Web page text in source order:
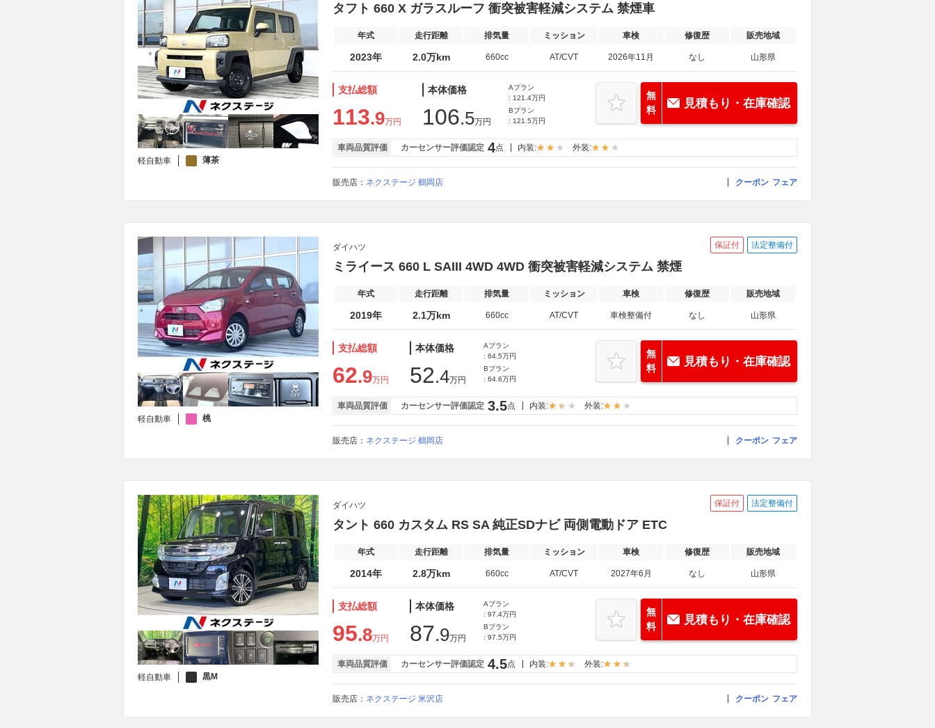
軽自動車 薄茶
タフト 660 X ガラスルーフ 衝突被害軽減システム 禁煙車
年式 走行距離 排気量 ミッション 車検 修復歴 販売地域
2023年 2.0万km 660cc AT/CVT 2026年11月 なし 山形県
支払総額
113.9万円
本体価格
106.5万円
Aプラン
: 121.4万円
Bプラン
: 121.5万円
無
料
見積もり・在庫確認
車両品質評価 カーセンサー評価認定 4点 内装: 外装:
販売店： ネクステージ 鶴岡店 クーポン フェア
軽自動車 桃
ダイハツ 保証付 法定整備付
ミライース 660 L SAIII 4WD 4WD 衝突被害軽減システム 禁煙
年式 走行距離 排気量 ミッション 車検 修復歴 販売地域
2019年 2.1万km 660cc AT/CVT 車検整備付 なし 山形県
支払総額
62.9万円
本体価格
52.4万円
Aプラン
: 64.5万円
Bプラン
: 64.6万円
無
料
見積もり・在庫確認
車両品質評価 カーセンサー評価認定 3.5点 内装: 外装:
販売店： ネクステージ 鶴岡店 クーポン フェア
軽自動車 黒M
ダイハツ 保証付 法定整備付
タント 660 カスタム RS SA 純正SDナビ 両側電動ドア ETC
年式 走行距離 排気量 ミッション 車検 修復歴 販売地域
2014年 2.8万km 660cc AT/CVT 2027年6月 なし 山形県
支払総額
95.8万円
本体価格
87.9万円
Aプラン
: 97.4万円
Bプラン
: 97.5万円
無
料
見積もり・在庫確認
車両品質評価 カーセンサー評価認定 4.5点 内装: 外装:
販売店： ネクステージ 米沢店 クーポン フェア